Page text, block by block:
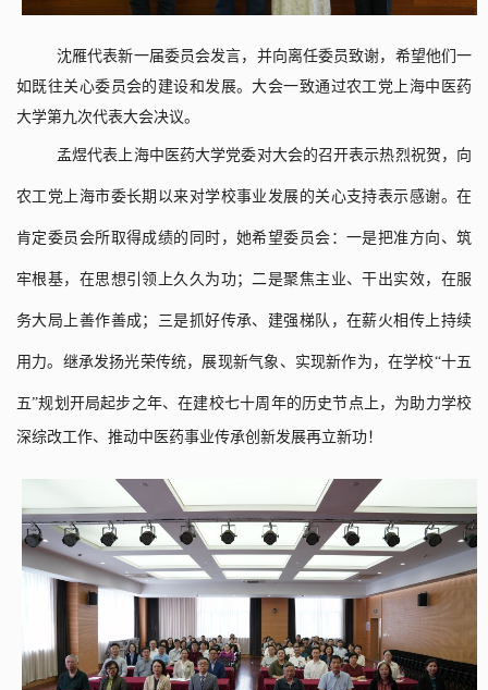
沈雁代表新一届委员会发言，并向离任委员致谢，希望他们一
如既往关心委员会的建设和发展。大会一致通过农工党上海中医药
大学第九次代表大会决议。
孟煜代表上海中医药大学党委对大会的召开表示热烈祝贺，向
农工党上海市委长期以来对学校事业发展的关心支持表示感谢。在
肯定委员会所取得成绩的同时，她希望委员会：一是把准方向、筑
牢根基，在思想引领上久久为功；二是聚焦主业、干出实效，在服
务大局上善作善成；三是抓好传承、建强梯队，在薪火相传上持续
用力。继承发扬光荣传统，展现新气象、实现新作为，在学校“十五
五”规划 开局起步之年、在建校七十周年的历史节点上，为助力学校
深综改工作、推动中医药事业传承创新发展再立新功！